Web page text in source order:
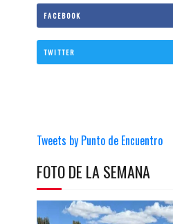
FACEBOOK
TWITTER
Tweets by Punto de Encuentro
FOTO DE LA SEMANA